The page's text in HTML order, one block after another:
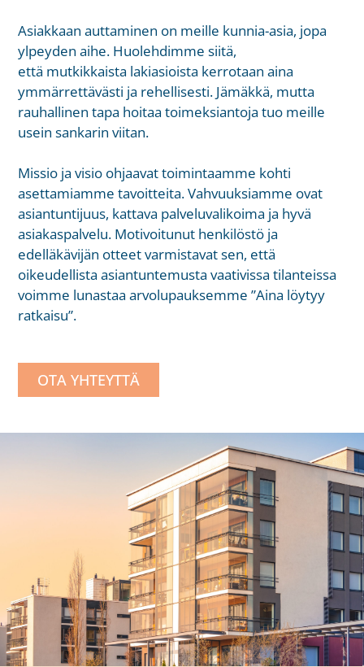
Asiakkaan auttaminen on meille kunnia-asia, jopa
ylpeyden aihe. Huolehdimme siitä,
että mutkikkaista lakiasioista kerrotaan aina
ymmärrettävästi ja rehellisesti. Jämäkkä, mutta
rauhallinen tapa hoitaa toimeksiantoja tuo meille
usein sankarin viitan.
Missio ja visio ohjaavat toimintaamme kohti
asettamiamme tavoitteita. Vahvuuksiamme ovat
asiantuntijuus, kattava palveluvalikoima ja hyvä
asiakaspalvelu. Motivoitunut henkilöstö ja
edelläkävijän otteet varmistavat sen, että
oikeudellista asiantuntemusta vaativissa tilanteissa
voimme lunastaa arvolupauksemme ”Aina löytyy
ratkaisu”.
OTA YHTEYTTÄ